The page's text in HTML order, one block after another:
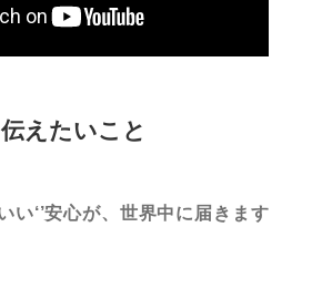
えたいこと
い‘’安心が、世界中に届きます